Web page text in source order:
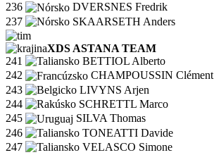
236
DVERSNES Fredrik
237
SKAARSETH Anders
XDS ASTANA TEAM
241
BETTIOL Alberto
242
CHAMPOUSSIN Clément
243
LIVYNS Arjen
244
SCHRETTL Marco
245
SILVA Thomas
246
TONEATTI Davide
247
VELASCO Simone